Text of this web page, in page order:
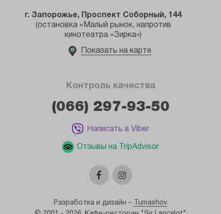
Контроль качества
(066) 297-93-50
Написать в Viber
Отзывы на TripAdvisor
Разработка и дизайн –
Tumashov
г. Запорожье, Проспект Соборный, 144
(остановка «Малый рынок, напротив
кинотеатра «Зирка»)
Показать на карте